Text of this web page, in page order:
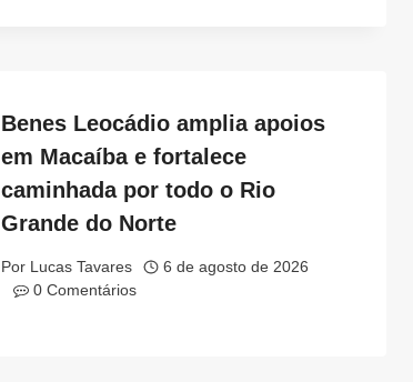
Benes Leocádio amplia apoios
em Macaíba e fortalece
caminhada por todo o Rio
Grande do Norte
Por Lucas Tavares
6 de agosto de 2026
0 Comentários